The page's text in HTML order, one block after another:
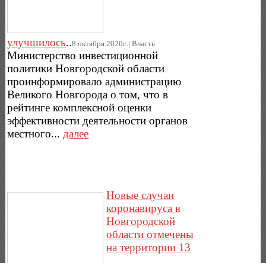
улучшилось..8.октября.2020г..|.Власть
Министерство инвестиционной
политики Новгородской области
проинформировало администрацию
Великого Новгорода о том, что в
рейтинге комплексной оценки
эффективности деятельности органов
местного...далее
Новые случаи
коронавируса в
Новгородской
области отмечены
на территории 13